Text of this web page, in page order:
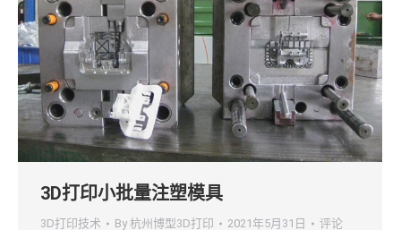
3D打印小批量注塑模具
3D打印技术 By 杭州博型3D打印 2021年5月31日 评论